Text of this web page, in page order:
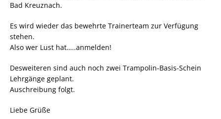
Bad Kreuznach.
Es wird wieder das bewehrte Trainerteam zur Verfügung
stehen.
Also wer Lust hat…..anmelden!
Desweiteren sind auch noch zwei Trampolin-Basis-Schein
Lehrgänge geplant.
Auschreibung folgt.
Liebe Grüße